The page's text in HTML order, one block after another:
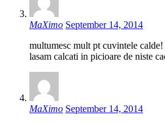
MaXimo September 14, 2014
multumesc mult pt cuvintele
lasam calcati in picioare de niste
MaXimo September 14, 2014